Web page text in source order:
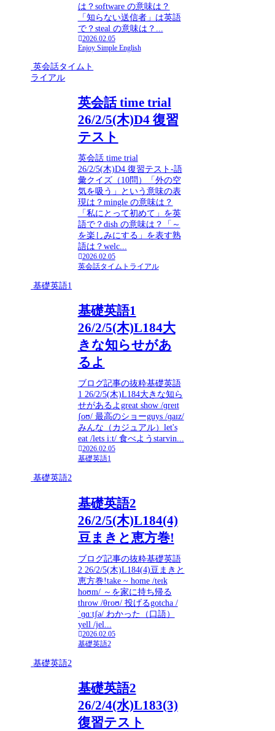
は？software の意味は？
「知らない送信者」は英語
で？steal の意味は？...
2026.02.05
Enjoy Simple English
英会話タイムト
ライアル
英会話 time trial
26/2/5(木)D4 復習
テスト
英会話 time trial
26/2/5(木)D4 復習テスト-語
彙クイズ（10問）「外の空
気を吸う」という意味の表
現は？mingle の意味は？
「私にとって初めて」を英
語で？dish の意味は？「～
を楽しみにする」を表す熟
語は？welc...
2026.02.05
英会話タイムトライアル
基礎英語1
基礎英語1
26/2/5(木)L184大
きな知らせがあ
るよ
ブログ記事の抜粋基礎英語
1 26/2/5(木)L184大きな知ら
せがあるよgreat show /ɡreɪt
ʃoʊ/ 最高のショーguys /ɡaɪz/
みんな（カジュアル）let's
eat /lets iːt/ 食べようstarvin...
2026.02.05
基礎英語1
基礎英語2
基礎英語2
26/2/5(木)L184(4)
豆まきと恵方巻!
ブログ記事の抜粋基礎英語
2 26/2/5(木)L184(4)豆まきと
恵方巻!take ~ home /teɪk
hoʊm/ ～を家に持ち帰る
throw /θroʊ/ 投げるgotcha /
ˈɡɑːtʃə/ わかった（口語）
yell /jel...
2026.02.05
基礎英語2
基礎英語2
基礎英語2
26/2/4(水)L183(3)
復習テスト